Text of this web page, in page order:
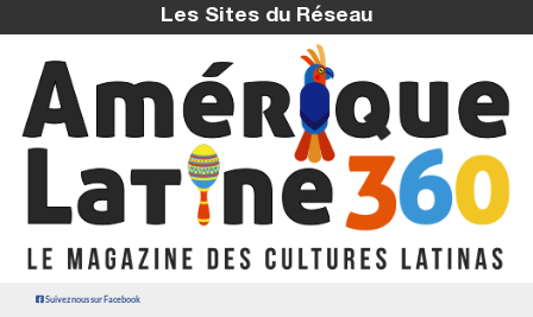
Les Sites du Réseau
Suivez nous sur Facebook